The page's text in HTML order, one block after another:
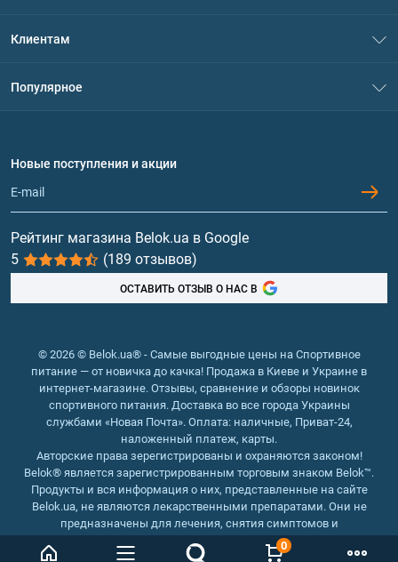
0
Политика конфиденциальности
Обмен и возврат
Клиентам
Популярное
Протеин
Гейнеры
Витамины и минералы
Рыбий жир, жирные кислоты
Новые поступления и акции
Рейтинг магазина Belok.ua в Google
5
(189 отзывов)
ОСТАВИТЬ ОТЗЫВ О НАС В
© 2026 © Belok.ua® - Самые выгодные цены на Спортивное
питание — от новичка до качка! Продажа в Киеве и Украине в
интернет-магазине. Отзывы, сравнение и обзоры новинок
спортивного питания. Доставка во все города Украины
службами «Новая Почта». Оплата: наличные, Приват-24,
наложенный платеж, карты.
Авторские права зерегистрированы и охраняются законом!
Belok® является зарегистрированным торговым знаком Belok™.
Продукты и вся информация о них, представленные на сайте
Belok.ua, не являются лекарственными препаратами. Они не
предназначены для лечения, снятия симптомов и
предотвращения болезней.
Интернет магазин Belok.ua
››Интернет магазин спортивного